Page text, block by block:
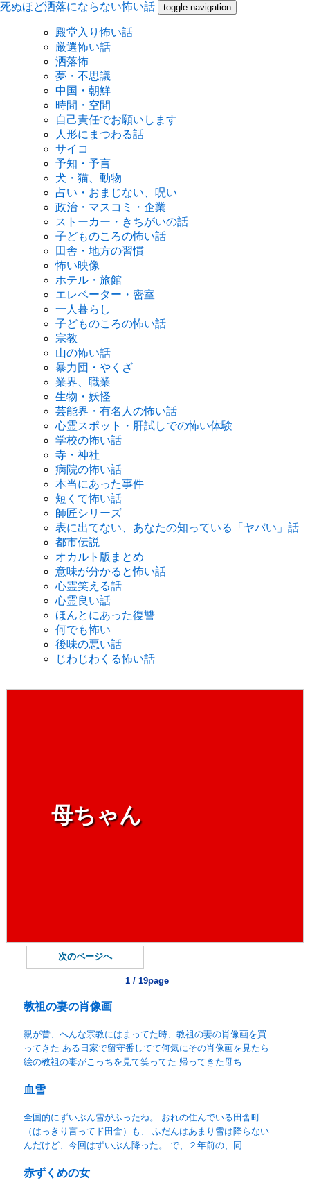
死ぬほど洒落にならない怖い話 toggle navigation
殿堂入り怖い話
厳選怖い話
洒落怖
夢・不思議
中国・朝鮮
時間・空間
自己責任でお願いします
人形にまつわる話
サイコ
予知・予言
犬・猫、動物
占い・おまじない、呪い
政治・マスコミ・企業
ストーカー・きちがいの話
子どものころの怖い話
田舎・地方の習慣
怖い映像
ホテル・旅館
エレベーター・密室
一人暮らし
子どものころの怖い話
宗教
山の怖い話
暴力団・やくざ
業界、職業
生物・妖怪
芸能界・有名人の怖い話
心霊スポット・肝試しでの怖い体験
学校の怖い話
寺・神社
病院の怖い話
本当にあった事件
短くて怖い話
師匠シリーズ
表に出てない、あなたの知っている「ヤバい」話
都市伝説
オカルト版まとめ
意味が分かると怖い話
心霊笑える話
心霊良い話
ほんとにあった復讐
何でも怖い
後味の悪い話
じわじわくる怖い話
母ちゃん
次のページへ
1 / 19page
教祖の妻の肖像画
親が昔、へんな宗教にはまってた時、教祖の妻の肖像画を買
ってきた ある日家で留守番してて何気にその肖像画を見たら
絵の教祖の妻がこっちを見て笑ってた 帰ってきた母ち
血雪
全国的にずいぶん雪がふったね。 おれの住んでいる田舎町
（はっきり言ってド田舎）も、 ふだんはあまり雪は降らない
んだけど、今回はずいぶん降った。 で、２年前の、同
赤ずくめの女